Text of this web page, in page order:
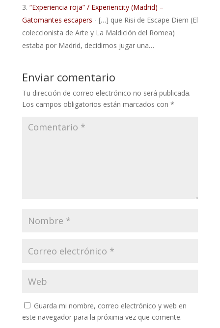
“Experiencia roja” / Experiencity (Madrid) –
Gatomantes escapers - […] que Risi de Escape Diem (El
coleccionista de Arte y La Maldición del Romea)
estaba por Madrid, decidimos jugar una…
Enviar comentario
Tu dirección de correo electrónico no será publicada.
Los campos obligatorios están marcados con *
Guarda mi nombre, correo electrónico y web en
este navegador para la próxima vez que comente.